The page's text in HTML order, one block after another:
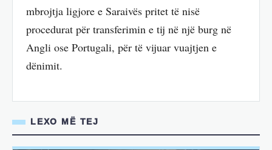
mbrojtja ligjore e Saraivës pritet të nisë
procedurat për transferimin e tij në një burg në
Angli ose Portugali, për të vijuar vuajtjen e
dënimit.
LEXO MË TEJ